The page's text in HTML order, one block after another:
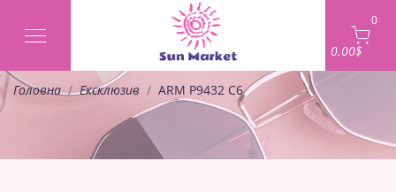
0
0.00$
Головна Ексклюзив ARM P9432 C6